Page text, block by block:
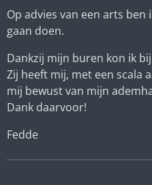
Op advies van een arts
gaan doen.
Dankzij mijn buren kon ik
Zij heeft mij, met een scala
mij bewust van mijn
Dank daarvoor!
Fedde